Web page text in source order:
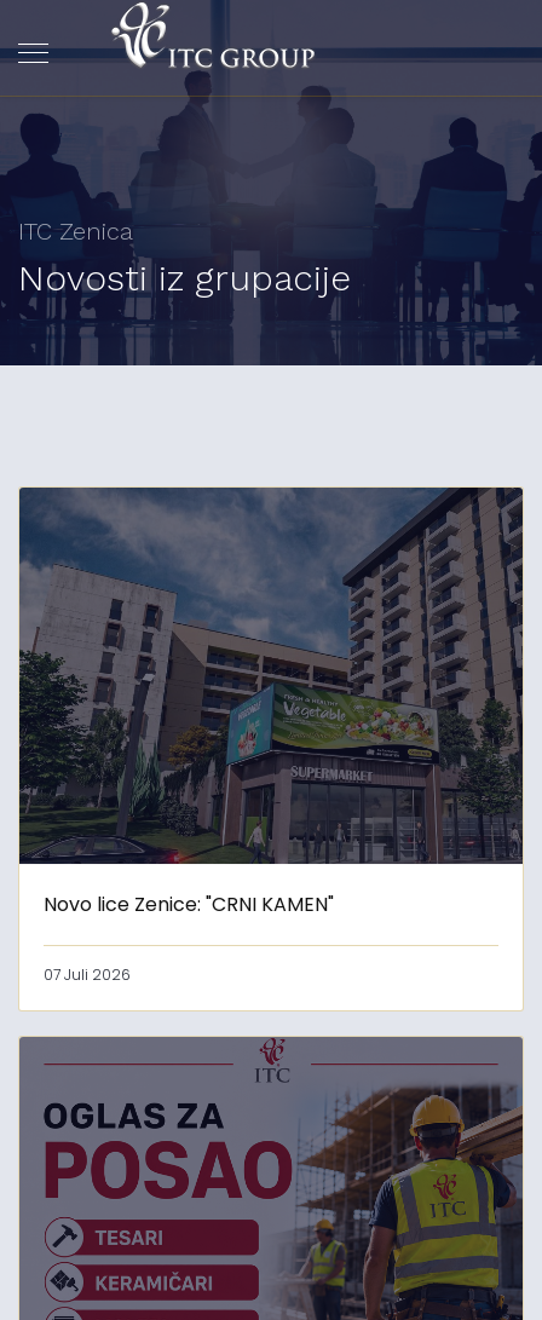
ITC Zenica
Novosti iz grupacije
Novo lice Zenice: "CRNI KAMEN"
07 Juli 2026